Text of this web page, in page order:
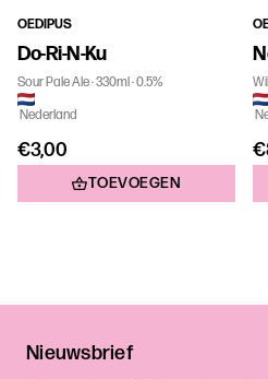
OEDIPUS
Do-Ri-N-Ku
Sour Pale Ale 330ml 0.5%
Nederland
€3,00
TOEVOEGEN
Nieuwsbrief